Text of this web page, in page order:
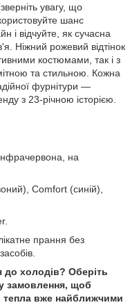
увагу, що
шанс
і відчуйте, як сучасна
Ніжний рожевий відтінок
костюмами, так і з
та стильною. Кожна
фурнітури —
з 23-річною історією.
на
Comfort (синій),
прання без
до холодів? Оберіть
замовлення, щоб
вже найближчими